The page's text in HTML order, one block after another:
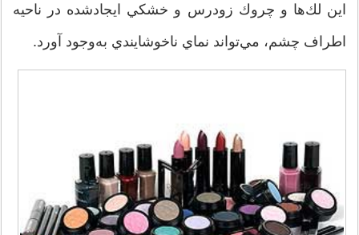
اين لك‌ها و چروك زودرس و خشكي ايجادشده در ناحيه
اطراف چشم، مي‌تواند نماي ناخوشايندي به‌وجود آورد.